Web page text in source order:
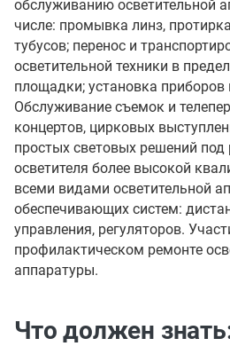
обслуживанию осветительной
числе: промывка линз,
тубусов; перенос и
осветительной техники в
площадки; установка
Обслуживание съемок и
концертов, цирковых
простых световых решений под
осветителя более высокой
всеми видами осветительной
обеспечивающих систем:
управления, регуляторов.
профилактическом ремонте
аппаратуры.
Что должен